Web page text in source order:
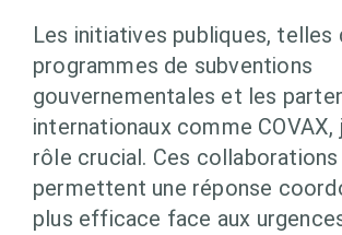
Les initiatives publiques, telles
programmes de subventions
gouvernementales et les
internationaux comme COVAX,
rôle crucial. Ces collaborations
permettent une réponse
plus efficace face aux